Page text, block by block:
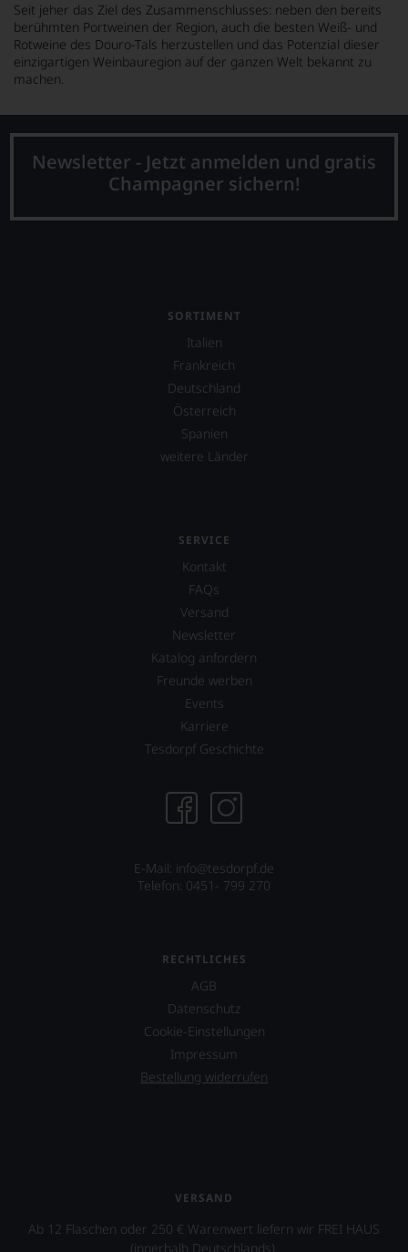
Seit jeher das Ziel des Zusammenschlusses: neben den bereits
berühmten Portweinen der Region, auch die besten Weiß- und
Rotweine des Douro-Tals herzustellen und das Potenzial dieser
einzigartigen Weinbauregion auf der ganzen Welt bekannt zu
machen.
Newsletter - Jetzt anmelden und gratis
Champagner sichern!
SORTIMENT
Italien
Frankreich
Deutschland
Österreich
Spanien
weitere Länder
SERVICE
Kontakt
FAQs
Versand
Newsletter
Katalog anfordern
Freunde werben
Events
Karriere
Tesdorpf Geschichte
E-Mail: info@tesdorpf.de
Telefon: 0451- 799 270
RECHTLICHES
AGB
Datenschutz
Cookie-Einstellungen
Impressum
Bestellung widerrufen
VERSAND
Ab 12 Flaschen oder 250 € Warenwert liefern wir FREI HAUS
(innerhalb Deutschlands).